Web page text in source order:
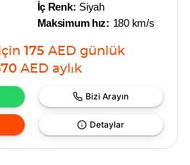
İç Renk: Siyah
Maksimum hız: 180 km/s
175 AED günlük
AED aylık
Bizi Arayın
Detaylar